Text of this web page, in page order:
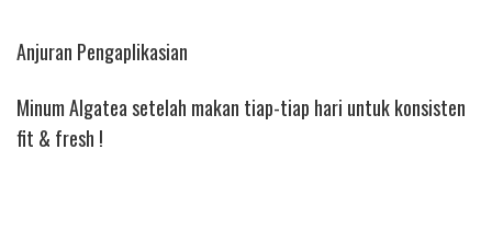
Anjuran Pengaplikasian
Minum Algatea setelah makan tiap-tiap hari untuk konsisten
fit & fresh !